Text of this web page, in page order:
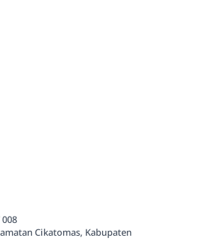
008
Cikatomas, Kabupaten